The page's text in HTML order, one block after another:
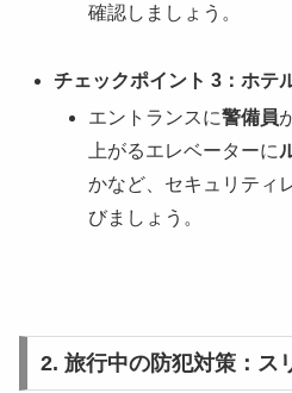
確認しましょう。
チェックポイント 3：ホテ
エントランスに警備員
上がるエレベーターに
かなど、セキュリティ
びましょう。
2. 旅行中の防犯対策：ス